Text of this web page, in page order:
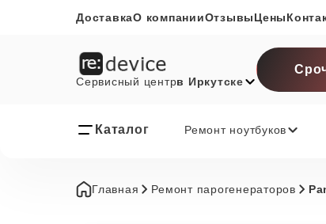
ДоставкаО компанииОтзывыЦены
Сервисный центрв Иркутске
Каталог Ремонт ноутбуков
Главная Ремонт парогенераторов